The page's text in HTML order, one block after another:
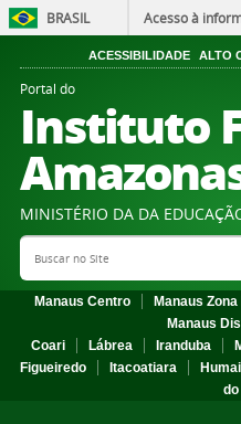
BRASIL Acesso à
ACESSIBILIDADE ALTO
Portal do
Instituto
MINISTÉRIO DA DA
Search Site
Manaus Centro Manaus
Manaus
Coari
Lábrea Iranduba
Figueiredo
Itacoatiara